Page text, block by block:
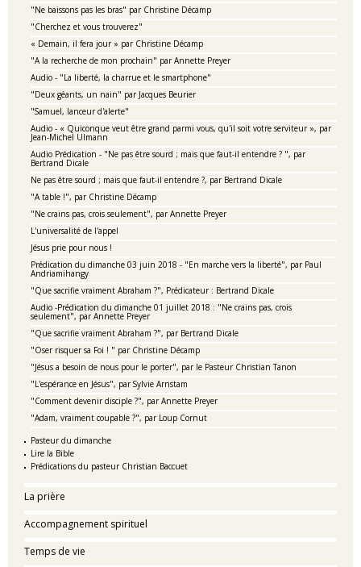
"Ne baissons pas les bras" par Christine Décamp
"Cherchez et vous trouverez"
« Demain, il fera jour » par Christine Décamp
"A la recherche de mon prochain" par Annette Preyer
Audio - "La liberté, la charrue et le smartphone"
"Deux géants, un nain" par Jacques Beurier
"Samuel, lanceur d'alerte"
Audio - « Quiconque veut être grand parmi vous, qu'il soit votre serviteur », par
Jean-Michel Ulmann
Audio Prédication - "Ne pas être sourd ; mais que faut-il entendre ? ", par
Bertrand Dicale
Ne pas être sourd ; mais que faut-il entendre ?, par Bertrand Dicale
"A table !", par Christine Décamp
"Ne crains pas, crois seulement", par Annette Preyer
L'universalité de l'appel
Jésus prie pour nous !
Prédication du dimanche 03 juin 2018 - "En marche vers la liberté", par Paul
Andriamihangy
"Que sacrifie vraiment Abraham ?", Prédicateur : Bertrand Dicale
Audio -Prédication du dimanche 01 juillet 2018 : "Ne crains pas, crois
seulement", par Annette Preyer
"Que sacrifie vraiment Abraham ?", par Bertrand Dicale
"Oser risquer sa Foi ! " par Christine Décamp
"Jésus a besoin de nous pour le porter", par le Pasteur Christian Tanon
"L'espérance en Jésus", par Sylvie Arnstam
"Comment devenir disciple ?", par Annette Preyer
"Adam, vraiment coupable ?", par Loup Cornut
Pasteur du dimanche
Lire la Bible
Prédications du pasteur Christian Baccuet
La prière
Accompagnement spirituel
Temps de vie